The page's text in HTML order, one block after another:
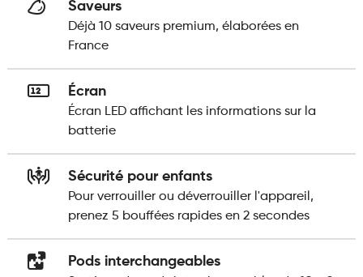
Saveurs
Déjà 10 saveurs premium, élaborées en
France
Écran
Écran LED affichant les informations sur la
batterie
Sécurité pour enfants
Pour verrouiller ou déverrouiller l'appareil,
prenez 5 bouffées rapides en 2 secondes
Pods interchangeables